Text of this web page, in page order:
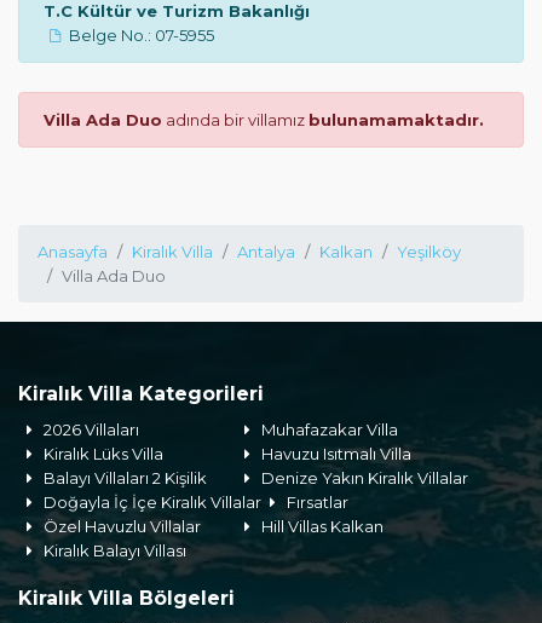
T.C Kültür ve Turizm Bakanlığı
Belge No.: 07-5955
Villa Ada Duo adında bir villamız bulunamamaktadır.
Anasayfa Kiralık Villa Antalya Kalkan
Yeşilköy
Villa Ada Duo
Kiralık Villa Kategorileri
2026 Villaları
Muhafazakar Villa
Kiralık Lüks Villa
Havuzu Isıtmalı Villa
Balayı Villaları 2 Kişilik
Denize Yakın Kiralık Villalar
Doğayla İç İçe Kiralık Villalar
Fırsatlar
Özel Havuzlu Villalar
Hill Villas Kalkan
Kiralık Balayı Villası
Kiralık Villa Bölgeleri